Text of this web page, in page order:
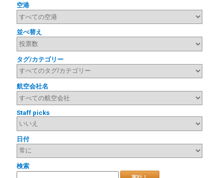
空港
並べ替え
タグ/カテゴリー
航空会社名
Staff picks
日付
検索